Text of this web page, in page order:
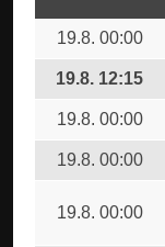
19.8. 00:00
19.8. 12:15
19.8. 00:00
19.8. 00:00
19.8. 00:00